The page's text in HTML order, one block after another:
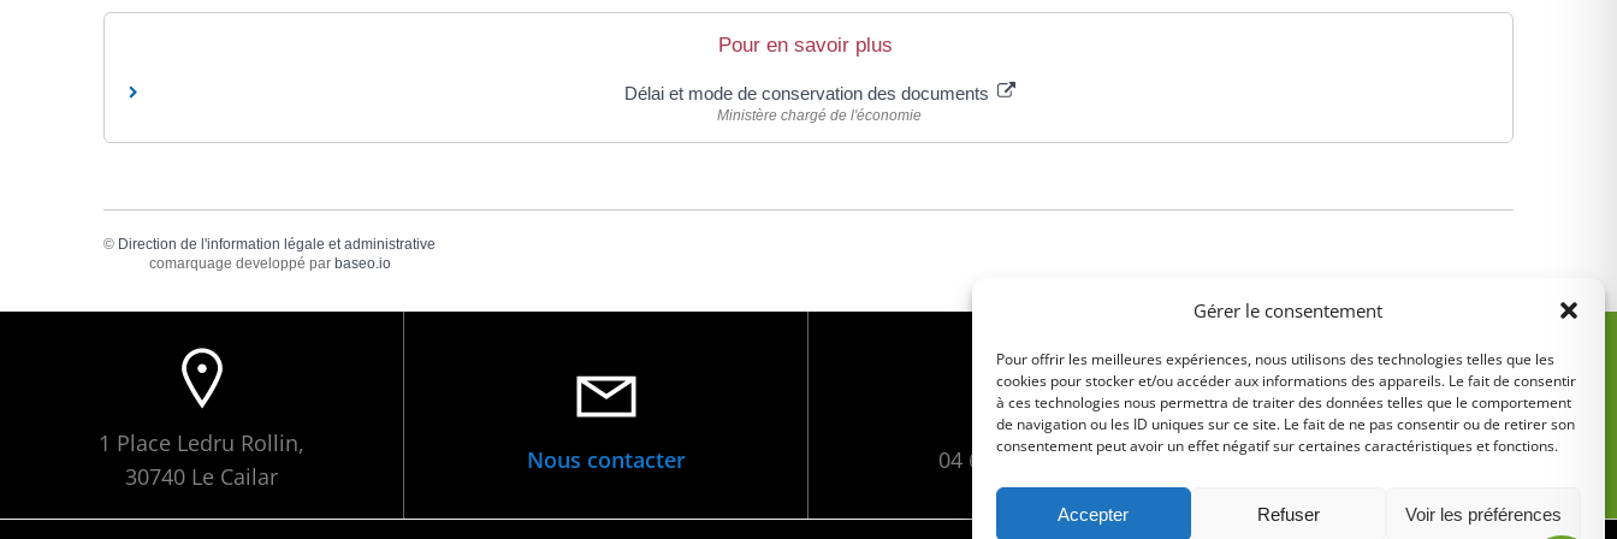
Gérer le consentement
Pour offrir les meilleures expériences, nous utilisons des technologies telles que les
cookies pour stocker et/ou accéder aux informations des appareils. Le fait de consentir
à ces technologies nous permettra de traiter des données telles que le comportement
de navigation ou les ID uniques sur ce site. Le fait de ne pas consentir ou de retirer son
consentement peut avoir un effet négatif sur certaines caractéristiques et fonctions.
Accepter Refuser Voir les préférences
Pour en savoir plus
Délai et mode de conservation des documents
Ministère chargé de l'économie
© Direction de l'information légale et administrative
comarquage developpé par baseo.io
1 Place Ledru Rollin,
30740 Le Cailar
Nous contacter 04 66 88 01 05